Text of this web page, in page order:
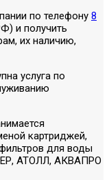
по телефону 8
и получить
их наличию,
услуга по
картриджей,
для воды
АТОЛЛ, АКВАПРО